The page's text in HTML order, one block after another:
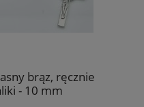
brąz, ręcznie
- 10 mm